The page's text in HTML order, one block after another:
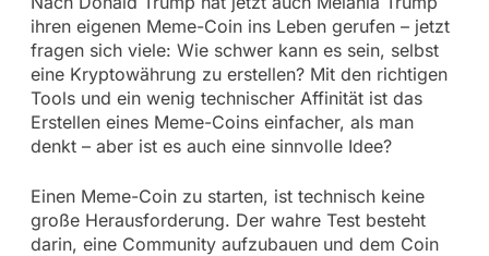
ihren eigenen Meme-Coin ins Leben gerufen – jetzt
fragen sich viele: Wie schwer kann es sein, selbst
eine Kryptowährung zu erstellen? Mit den richtigen
Tools und ein wenig technischer Affinität ist das
Erstellen eines Meme-Coins einfacher, als man
denkt – aber ist es auch eine sinnvolle Idee?
Einen Meme-Coin zu starten, ist technisch keine
große Herausforderung. Der wahre Test besteht
darin, eine Community aufzubauen und dem Coin